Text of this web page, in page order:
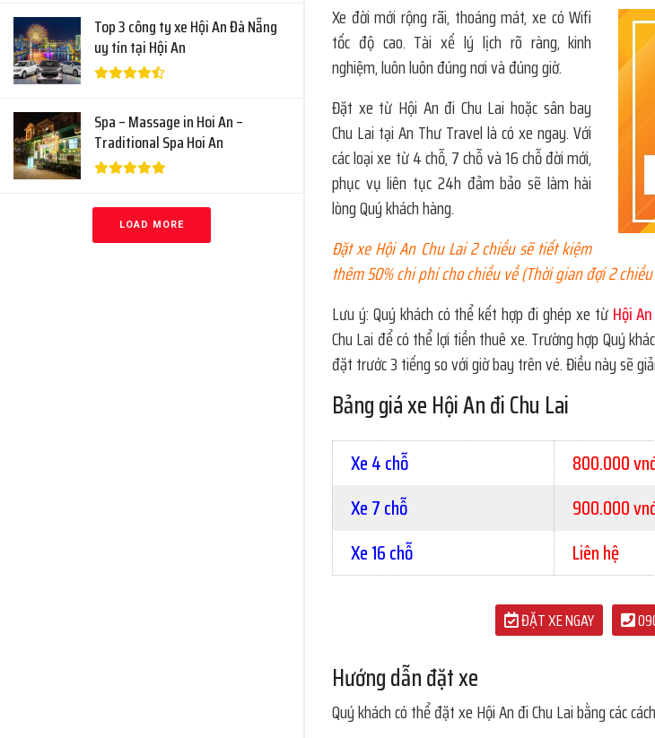
Top 3 công ty xe Hội An Đà Nẵng
uy tín tại Hội An
Spa – Massage in Hoi An –
Traditional Spa Hoi An
LOAD MORE
Xe đời mới rộng rãi, thoáng mát, xe có Wifi
tốc độ cao. Tài xế lý lịch rõ ràng, kinh
nghiệm, luôn luôn đúng nơi và đúng giờ.
Đặt xe từ Hội An đi Chu Lai hoặc sân bay
Chu Lai tại An Thư Travel là có xe ngay. Với
các loại xe từ 4 chỗ, 7 chỗ và 16 chỗ đời mới,
phục vụ liên tục 24h đảm bảo sẽ làm hài
lòng Quý khách hàng.
Đặt xe Hội An Chu Lai 2 chiều sẽ tiết kiệm
thêm 50% chi phí cho chiều về (Thời gian đợi 2
Lưu ý: Quý khách có thể kết hợp đi ghép xe từ Hội
Chu Lai để có thể lợi tiền thuê xe. Trường hợp Quý
đặt trước 3 tiếng so với giờ bay trên vé. Điều này sẽ
Bảng giá xe Hội An đi Chu Lai
Xe 4 chỗ
800.000
Xe 7 chỗ
900.000
Xe 16 chỗ
Liên hệ
ĐẶT XE NGAY
Hướng dẫn đặt xe
Quý khách có thể đặt xe Hội An đi Chu Lai bằng các